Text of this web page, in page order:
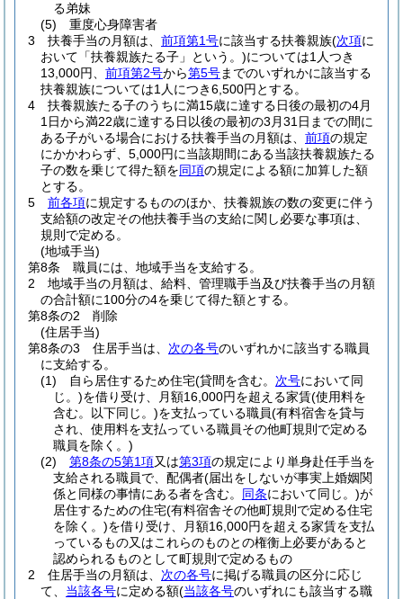
る弟妹
(5)
重度心身障害者
3
扶養手当の月額は、 前項第1号に該当する扶養親族(次項に
おいて「扶養親族たる子」という。)については1人つき
13,000円、 前項第2号から第5号までのいずれかに該当する
扶養親族については1人につき6,500円とする。
4
扶養親族たる子のうちに満15歳に達する日後の最初の4月
1日から満22歳に達する日以後の最初の3月31日までの間に
ある子がいる場合における扶養手当の月額は、 前項の規定
にかかわらず、5,000円に当該期間にある当該扶養親族たる
子の数を乗じて得た額を同項の規定による額に加算した額
とする。
5
前各項に規定するもののほか、扶養親族の数の変更に伴う
支給額の改定その他扶養手当の支給に関し必要な事項は、
規則で定める。
(地域手当)
第8条
職員には、地域手当を支給する。
2
地域手当の月額は、給料、管理職手当及び扶養手当の月額
の合計額に100分の4を乗じて得た額とする。
第8条の2
削除
(住居手当)
第8条の3
住居手当は、 次の各号のいずれかに該当する職員
に支給する。
(1)
自ら居住するため住宅(貸間を含む。 次号において同
じ。)を借り受け、月額16,000円を超える家賃(使用料を
含む。以下同じ。)を支払っている職員(有料宿舎を貸与
され、使用料を支払っている職員その他町規則で定める
職員を除く。)
(2)
第8条の5第1項又は第3項の規定により単身赴任手当を
支給される職員で、配偶者(届出をしないが事実上婚姻関
係と同様の事情にある者を含む。 同条において同じ。)が
居住するための住宅(有料宿舎その他町規則で定める住宅
を除く。)を借り受け、月額16,000円を超える家賃を支払
っているもの又はこれらのものとの権衡上必要があると
認められるものとして町規則で定めるもの
2
住居手当の月額は、 次の各号に掲げる職員の区分に応じ
て、 当該各号に定める額(当該各号のいずれにも該当する職